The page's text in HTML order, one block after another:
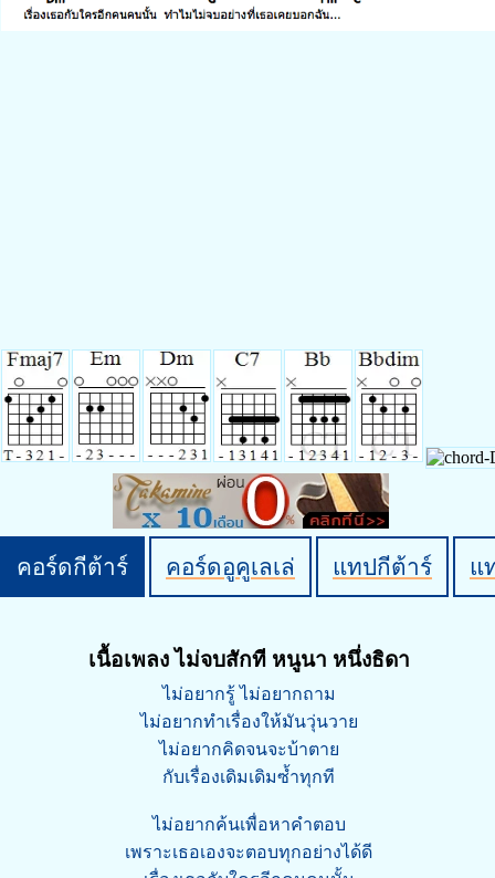
คอร์ดกีต้าร์ คอร์ดอูคูเลเล่ แทปกีต้าร์ แ
เนื้อเพลง ไม่จบสักที หนูนา หนึ่งธิดา
ไม่อยากรู้ ไม่อยากถาม
ไม่อยากทำเรื่องให้มันวุ่นวาย
ไม่อยากคิดจนจะบ้าตาย
กับเรื่องเดิมเดิมซ้ำทุกที
ไม่อยากค้นเพื่อหาคำตอบ
เพราะเธอเองจะตอบทุกอย่างได้ดี